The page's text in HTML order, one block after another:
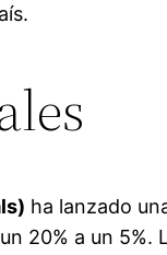
ha lanzado
20% a un